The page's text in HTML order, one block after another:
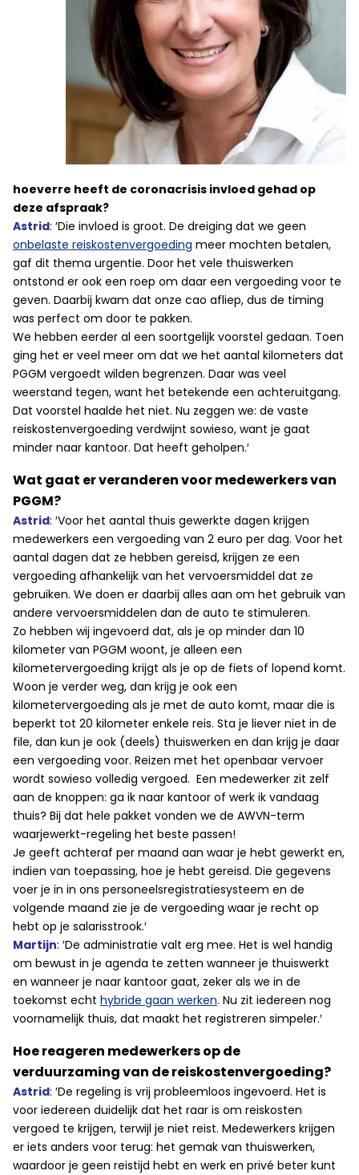
hoeverre heeft de coronacrisis invloed gehad op
deze afspraak?
Astrid: ′Die invloed is groot. De dreiging dat we geen
onbelaste reiskostenvergoeding meer mochten betalen,
gaf dit thema urgentie. Door het vele thuiswerken
ontstond er ook een roep om daar een vergoeding voor te
geven. Daarbij kwam dat onze cao afliep, dus de timing
was perfect om door te pakken.
We hebben eerder al een soortgelijk voorstel gedaan. Toen
ging het er veel meer om dat we het aantal kilometers dat
PGGM vergoedt wilden begrenzen. Daar was veel
weerstand tegen, want het betekende een achteruitgang.
Dat voorstel haalde het niet. Nu zeggen we: de vaste
reiskostenvergoeding verdwijnt sowieso, want je gaat
minder naar kantoor. Dat heeft geholpen.′
Wat gaat er veranderen voor medewerkers van
PGGM?
Astrid: ′Voor het aantal thuis gewerkte dagen krijgen
medewerkers een vergoeding van 2 euro per dag. Voor het
aantal dagen dat ze hebben gereisd, krijgen ze een
vergoeding afhankelijk van het vervoersmiddel dat ze
gebruiken. We doen er daarbij alles aan om het gebruik van
andere vervoersmiddelen dan de auto te stimuleren.
Zo hebben wij ingevoerd dat, als je op minder dan 10
kilometer van PGGM woont, je alleen een
kilometervergoeding krijgt als je op de fiets of lopend komt.
Woon je verder weg, dan krijg je ook een
kilometervergoeding als je met de auto komt, maar die is
beperkt tot 20 kilometer enkele reis. Sta je liever niet in de
file, dan kun je ook (deels) thuiswerken en dan krijg je daar
een vergoeding voor. Reizen met het openbaar vervoer
wordt sowieso volledig vergoed. Een medewerker zit zelf
aan de knoppen: ga ik naar kantoor of werk ik vandaag
thuis? Bij dat hele pakket vonden we de AWVN-term
waarjewerkt-regeling het beste passen!
Je geeft achteraf per maand aan waar je hebt gewerkt en,
indien van toepassing, hoe je hebt gereisd. Die gegevens
voer je in in ons personeelsregistratiesysteem en de
volgende maand zie je de vergoeding waar je recht op
hebt op je salarisstrook.′
Martijn: ′De administratie valt erg mee. Het is wel handig
om bewust in je agenda te zetten wanneer je thuiswerkt
en wanneer je naar kantoor gaat, zeker als we in de
toekomst echt hybride gaan werken. Nu zit iedereen nog
voornamelijk thuis, dat maakt het registreren simpeler.′
Hoe reageren medewerkers op de
verduurzaming van de reiskostenvergoeding?
Astrid: ′De regeling is vrij probleemloos ingevoerd. Het is
voor iedereen duidelijk dat het raar is om reiskosten
vergoed te krijgen, terwijl je niet reist. Medewerkers krijgen
er iets anders voor terug: het gemak van thuiswerken,
waardoor je geen reistijd hebt en werk en privé beter kunt